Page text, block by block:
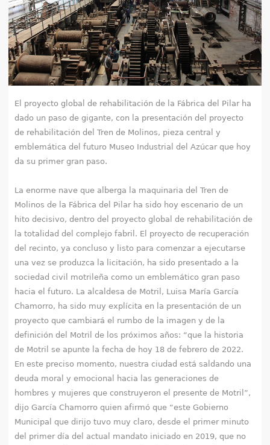
e
n
t
r
u
s
e
d
a
q
u
El proyecto global de rehabilitación de la Fábrica del Pilar ha
dado un paso de gigante, con la presentación del proyecto
de rehabilitación del Tren de Molinos, pieza central y
emblemática del futuro Museo Industrial del Azúcar que hoy
da su primer gran paso.
La enorme nave que alberga la maquinaria del Tren de
Molinos de la Fábrica del Pilar ha sido hoy escenario de un
hito decisivo, dentro del proyecto global de rehabilitación de
la totalidad del complejo fabril. El proyecto de recuperación
del recinto, ya concluso y listo para comenzar a ejecutarse
una vez se produzca la licitación, ha sido presentado a la
sociedad civil motrileña como un emblemático gran paso
hacia el futuro. La alcaldesa de Motril, Luisa María García
Chamorro, ha sido muy explícita en la presentación de un
proyecto que cambiará el rumbo de la imagen y de la
definición del Motril de los próximos años: “que la historia
de Motril se apunte la fecha de hoy 18 de febrero de 2022.
En este preciso momento, nuestra ciudad está saldando una
deuda moral y emocional hacia las generaciones de
hombres y mujeres que construyeron el presente de Motril”,
dijo García Chamorro quien afirmó que “este Gobierno
Municipal que dirijo tuvo muy claro, desde el primer minuto
del primer día del actual mandato iniciado en 2019, que no